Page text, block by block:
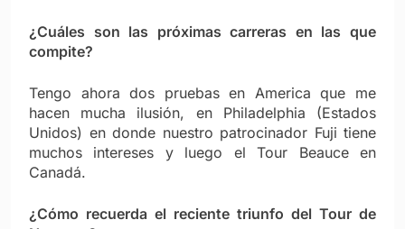
¿Cuáles son las próximas carreras en las que
compite?
Tengo ahora dos pruebas en America que me
hacen mucha ilusión, en Philadelphia (Estados
Unidos) en donde nuestro patrocinador Fuji tiene
muchos intereses y luego el Tour Beauce en
Canadá.
¿Cómo recuerda el reciente triunfo del Tour de